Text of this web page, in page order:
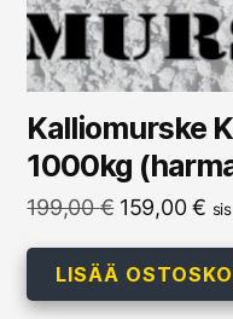
Kalliomurske
1000kg
199,00€
oli:
199,00 €.
159,00€
LISÄÄ